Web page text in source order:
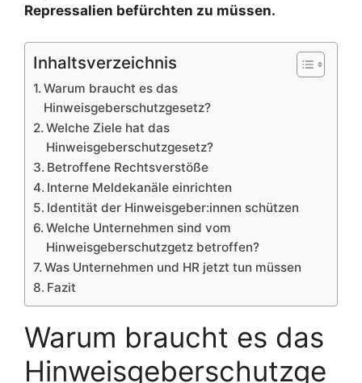
Repressalien befürchten zu müssen.
Inhaltsverzeichnis
Warum braucht es das
Hinweisgeberschutzgesetz?
Welche Ziele hat das
Hinweisgeberschutzgesetz?
Betroffene Rechtsverstöße
Interne Meldekanäle einrichten
Identität der Hinweisgeber:innen schützen
Welche Unternehmen sind vom
Hinweisgeberschutzgetz betroffen?
Was Unternehmen und HR jetzt tun müssen
Fazit
Warum braucht es das
Hinweisgeberschutzge